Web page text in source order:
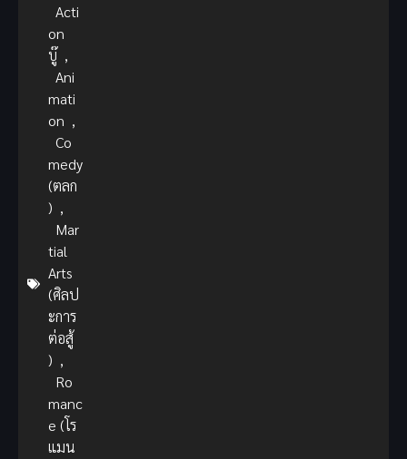
Acti
on
บู๊ ,
Ani
mati
on ,
Co
medy
(ตลก
) ,
Mar
tial
Arts
(ศิลป
ะการ
ต่อสู้
) ,
Ro
manc
e (โร
แมน